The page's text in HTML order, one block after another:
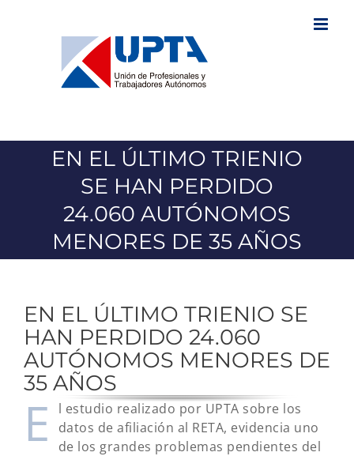
EN EL ÚLTIMO TRIENIO
SE HAN PERDIDO
24.060 AUTÓNOMOS
MENORES DE 35 AÑOS
EN EL ÚLTIMO TRIENIO SE
HAN PERDIDO 24.060
AUTÓNOMOS MENORES DE
35 AÑOS
E
l estudio realizado por UPTA sobre los
datos de afiliación al RETA, evidencia uno
de los grandes problemas pendientes del